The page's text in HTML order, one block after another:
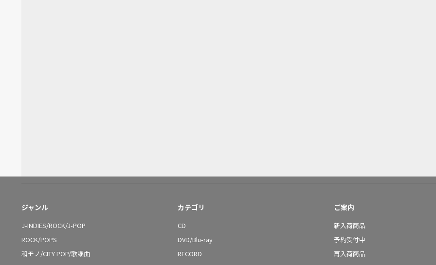
ジャンル
J-INDIES/ROCK/J-POP
ROCK/POPS
和モノ/CITY POP/歌謡曲
カテゴリ
CD
DVD/Blu-ray
RECORD
ご案内
新入荷商品
予約受付中
再入荷商品